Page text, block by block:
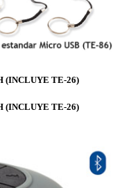
(INCLUYE TE-26)
(INCLUYE TE-26)